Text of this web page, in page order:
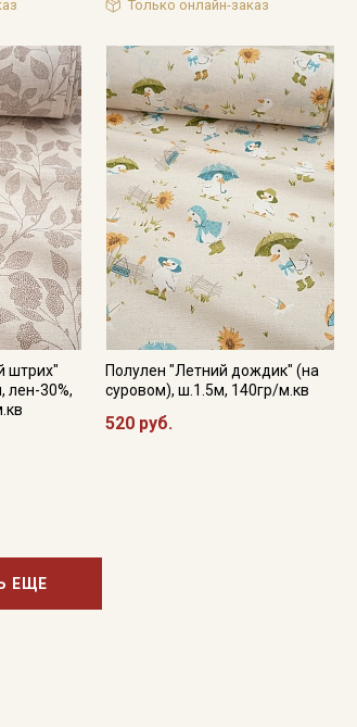
Только онлайн-заказ
штрих"
лен-30%,
Полулен "Летний дождик" (на
суровом), ш.1.5м, 140гр/м.кв
520 руб.
ЕЩЕ
от
30% на узкие
персональных
персональных
и